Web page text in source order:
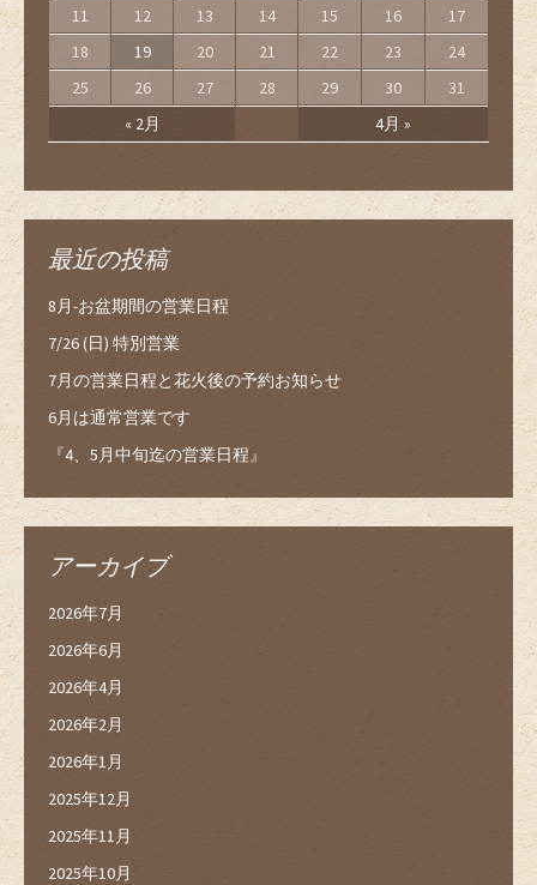
« 2月 4月 »
11
12 13 14 15 16
17
18
19 20 21 22 23
24
25
26 27 28 29 30 31
最近の投稿
8月-お盆期間の営業日程
7/26 (日) 特別営業
7月の営業日程と花火後の予約お知らせ
6月は通常営業です
『4、5月中旬迄の営業日程』
アーカイブ
2026年7月
2026年6月
2026年4月
2026年2月
2026年1月
2025年12月
2025年11月
2025年10月